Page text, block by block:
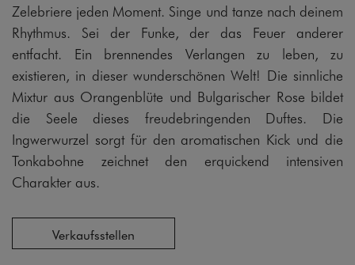
Zelebriere jeden Moment. Singe und tanze nach deinem
Rhythmus. Sei der Funke, der das Feuer anderer
entfacht. Ein brennendes Verlangen zu leben, zu
existieren, in dieser wunderschönen Welt! Die sinnliche
Mixtur aus Orangenblüte und Bulgarischer Rose bildet
die Seele dieses freudebringenden Duftes. Die
Ingwerwurzel sorgt für den aromatischen Kick und die
Tonkabohne zeichnet den erquickend intensiven
Charakter aus.
Verkaufsstellen